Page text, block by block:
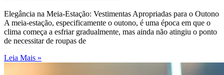
Elegância na Meia-Estação: Vestimentas Apropriadas para o Outono
A meia-estação, especificamente o outono, é uma época em que o
clima começa a esfriar gradualmente, mas ainda não atingiu o ponto
de necessitar de roupas de
Leia Mais »